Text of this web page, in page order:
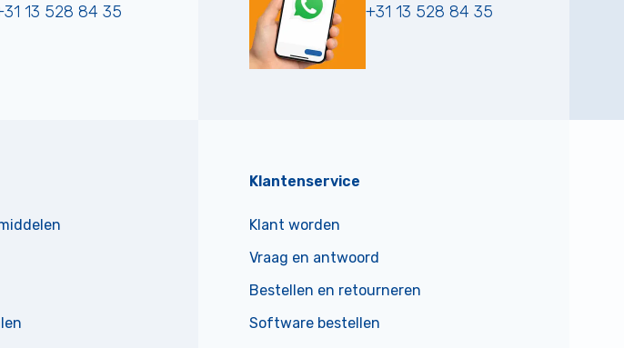
13 528 84 35 +31 13 528 84 35
Klantenservice
Klant worden
Vraag en antwoord
Bestellen en retourneren
Software bestellen